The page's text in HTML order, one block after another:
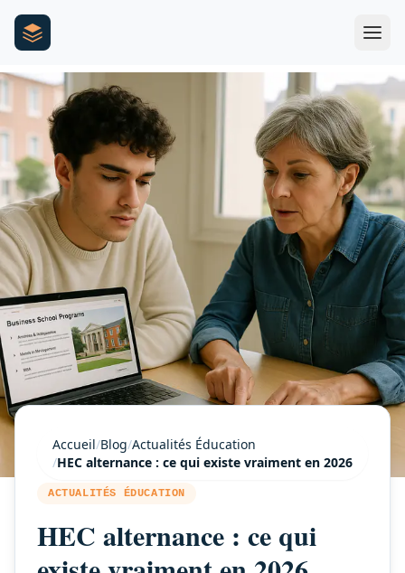
Accueil/Blog/Actualités Éducation
/HEC alternance : ce qui existe vraiment en 2026
ACTUALITÉS ÉDUCATION
HEC alternance : ce qui